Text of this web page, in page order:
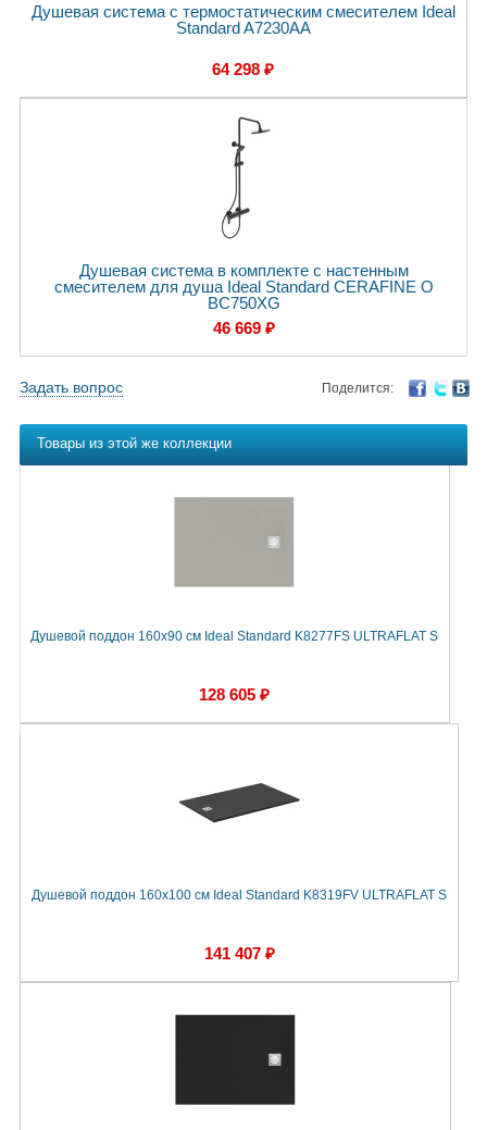
Душевая система с термостатическим смесителем Ideal
Standard A7230AA
64 298 ₽
Душевая система в комплекте с настенным
смесителем для душа Ideal Standard CERAFINE O
BC750XG
46 669 ₽
Задать вопрос Поделится:
Товары из этой же коллекции
Душевой поддон 160х90 см Ideal Standard K8277FS ULTRAFLAT S
128 605 ₽
Душевой поддон 160х100 см Ideal Standard K8319FV ULTRAFLAT S
141 407 ₽